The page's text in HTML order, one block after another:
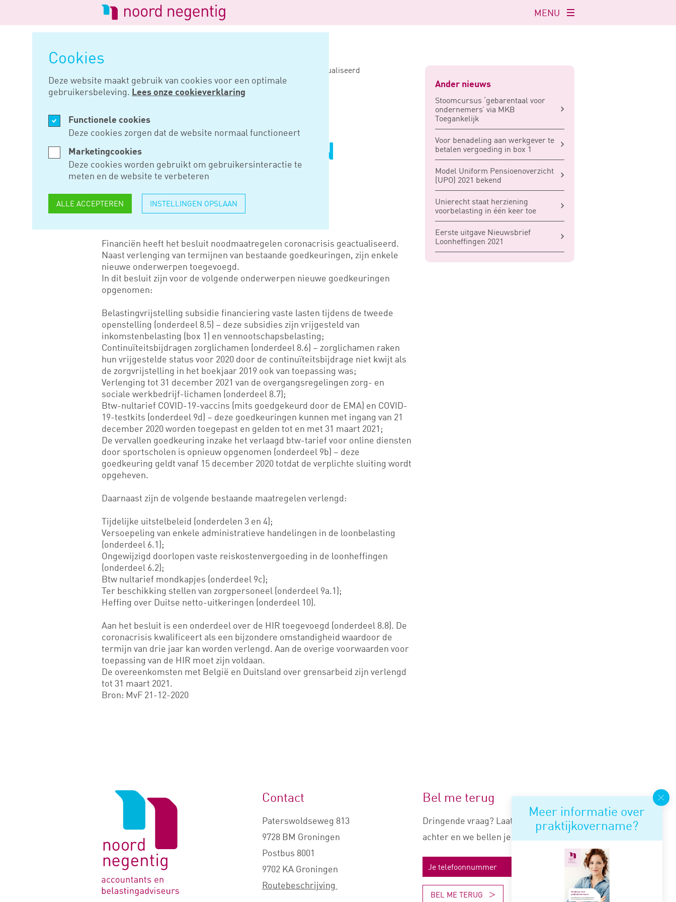
Cookies
Deze website maakt gebruik van cookies voor een optimale
gebruikersbeleving. Lees onze cookieverklaring
Functionele cookies
Deze cookies zorgen dat de website normaal functioneert
Marketingcookies
Deze cookies worden gebruikt om gebruikersinteractie te
meten en de website te verbeteren
ALLE ACCEPTEREN INSTELLINGEN OPSLAAN
Logo
van
Noord
Negentig
Navigatie
openen
MENU
Besluit noodmaatregelen coronacrisis geactualiseerd
JAN 04, 2021
BESLUIT
NOODMAATREGELEN
CORONACRISIS
GEACTUALISEERD
Financiën heeft het besluit noodmaatregelen coronacrisis geactualiseerd.
Naast verlenging van termijnen van bestaande goedkeuringen, zijn enkele
nieuwe onderwerpen toegevoegd.
In dit besluit zijn voor de volgende onderwerpen nieuwe goedkeuringen
opgenomen:
Belastingvrijstelling subsidie financiering vaste lasten tijdens de tweede
openstelling (onderdeel 8.5) – deze subsidies zijn vrijgesteld van
inkomstenbelasting (box 1) en vennootschapsbelasting;
Continuïteitsbijdragen zorglichamen (onderdeel 8.6) – zorglichamen raken
hun vrijgestelde status voor 2020 door de continuïteitsbijdrage niet kwijt als
de zorgvrijstelling in het boekjaar 2019 ook van toepassing was;
Verlenging tot 31 december 2021 van de overgangsregelingen zorg- en
sociale werkbedrijf-lichamen (onderdeel 8.7);
Btw-nultarief COVID-19-vaccins (mits goedgekeurd door de EMA) en COVID-
19-testkits (onderdeel 9d) – deze goedkeuringen kunnen met ingang van 21
december 2020 worden toegepast en gelden tot en met 31 maart 2021;
De vervallen goedkeuring inzake het verlaagd btw-tarief voor online diensten
door sportscholen is opnieuw opgenomen (onderdeel 9b) – deze
goedkeuring geldt vanaf 15 december 2020 totdat de verplichte sluiting wordt
opgeheven.
Daarnaast zijn de volgende bestaande maatregelen verlengd:
Tijdelijke uitstelbeleid (onderdelen 3 en 4);
Versoepeling van enkele administratieve handelingen in de loonbelasting
(onderdeel 6.1);
Ongewijzigd doorlopen vaste reiskostenvergoeding in de loonheffingen
(onderdeel 6.2);
Btw nultarief mondkapjes (onderdeel 9c);
Ter beschikking stellen van zorgpersoneel (onderdeel 9a.1);
Heffing over Duitse netto-uitkeringen (onderdeel 10).
Aan het besluit is een onderdeel over de HIR toegevoegd (onderdeel 8.8). De
coronacrisis kwalificeert als een bijzondere omstandigheid waardoor de
termijn van drie jaar kan worden verlengd. Aan de overige voorwaarden voor
toepassing van de HIR moet zijn voldaan.
De overeenkomsten met België en Duitsland over grensarbeid zijn verlengd
tot 31 maart 2021.
Bron: MvF 21-12-2020
Ander nieuws
Stoomcursus ‘gebarentaal voor
ondernemers’ via MKB
Toegankelijk
Voor benadeling aan werkgever te
betalen vergoeding in box 1
Model Uniform Pensioenoverzicht
(UPO) 2021 bekend
Unierecht staat herziening
voorbelasting in één keer toe
Eerste uitgave Nieuwsbrief
Loonheffingen 2021
Meer informatie over
praktijkovername?
Logo
Contact
Paterswoldseweg 813
9728 BM Groningen
Postbus 8001
9702 KA Groningen
Routebeschrijving
Bel me terug
Dringende vraag? Laat je nummer
achter en we bellen je snel terug.
BEL ME TERUG